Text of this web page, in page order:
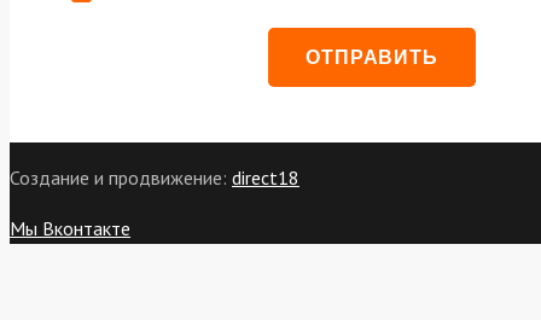
Создание и продвижение: direct18
Мы Вконтакте